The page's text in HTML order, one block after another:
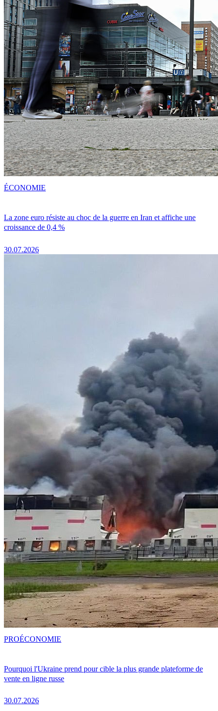
La zone euro résiste au choc de la guerre en Iran et affiche une
croissance de 0,4 %
30.07.2026
ÉCONOMIE
Pourquoi l'Ukraine prend pour cible la plus grande plateforme de
vente en ligne russe
30.07.2026
PROÉCONOMIE